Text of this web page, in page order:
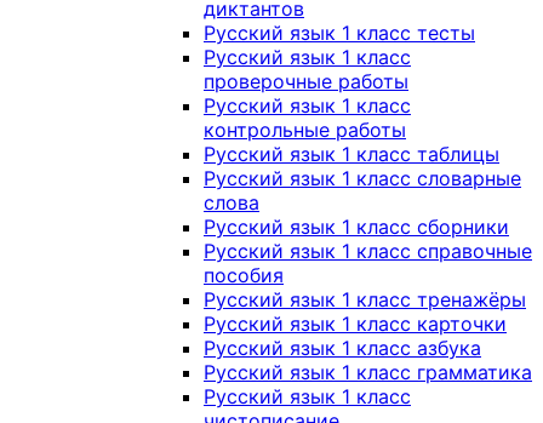
диктантов
Русский язык 1 класс тесты
Русский язык 1 класс
проверочные работы
Русский язык 1 класс
контрольные работы
Русский язык 1 класс таблицы
Русский язык 1 класс словарные
слова
Русский язык 1 класс сборники
Русский язык 1 класс справочные
пособия
Русский язык 1 класс тренажёры
Русский язык 1 класс карточки
Русский язык 1 класс азбука
Русский язык 1 класс грамматика
Русский язык 1 класс